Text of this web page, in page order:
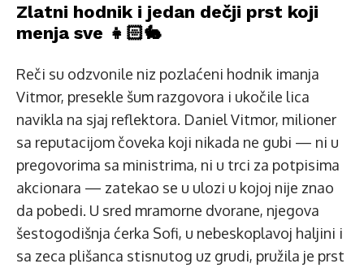
Zlatni hodnik i jedan dečji prst koji
menja sve 👧🏻🐇
Reči su odzvonile niz pozlaćeni hodnik imanja
Vitmor, presekle šum razgovora i ukočile lica
navikla na sjaj reflektora. Daniel Vitmor, milioner
sa reputacijom čoveka koji nikada ne gubi — ni u
pregovorima sa ministrima, ni u trci za potpisima
akcionara — zatekao se u ulozi u kojoj nije znao
da pobedi. U sred mramorne dvorane, njegova
šestogodišnja ćerka Sofi, u nebeskoplavoj haljini i
sa zeca plišanca stisnutog uz grudi, pružila je prst